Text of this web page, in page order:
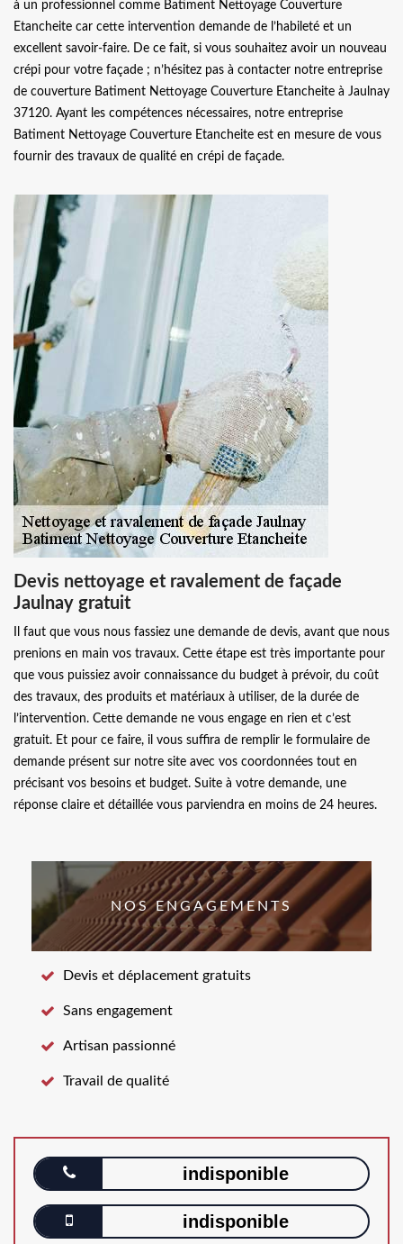
à un professionnel comme Batiment Nettoyage Couverture
Etancheite car cette intervention demande de l’habileté et un
excellent savoir-faire. De ce fait, si vous souhaitez avoir un nouveau
crépi pour votre façade ; n’hésitez pas à contacter notre entreprise
de couverture Batiment Nettoyage Couverture Etancheite à Jaulnay
37120. Ayant les compétences nécessaires, notre entreprise
Batiment Nettoyage Couverture Etancheite est en mesure de vous
fournir des travaux de qualité en crépi de façade.
Devis nettoyage et ravalement de façade
Jaulnay gratuit
Il faut que vous nous fassiez une demande de devis, avant que nous
prenions en main vos travaux. Cette étape est très importante pour
que vous puissiez avoir connaissance du budget à prévoir, du coût
des travaux, des produits et matériaux à utiliser, de la durée de
l’intervention. Cette demande ne vous engage en rien et c’est
gratuit. Et pour ce faire, il vous suffira de remplir le formulaire de
demande présent sur notre site avec vos coordonnées tout en
précisant vos besoins et budget. Suite à votre demande, une
réponse claire et détaillée vous parviendra en moins de 24 heures.
NOS ENGAGEMENTS
Devis et déplacement gratuits
Sans engagement
Artisan passionné
Travail de qualité
indisponible
indisponible